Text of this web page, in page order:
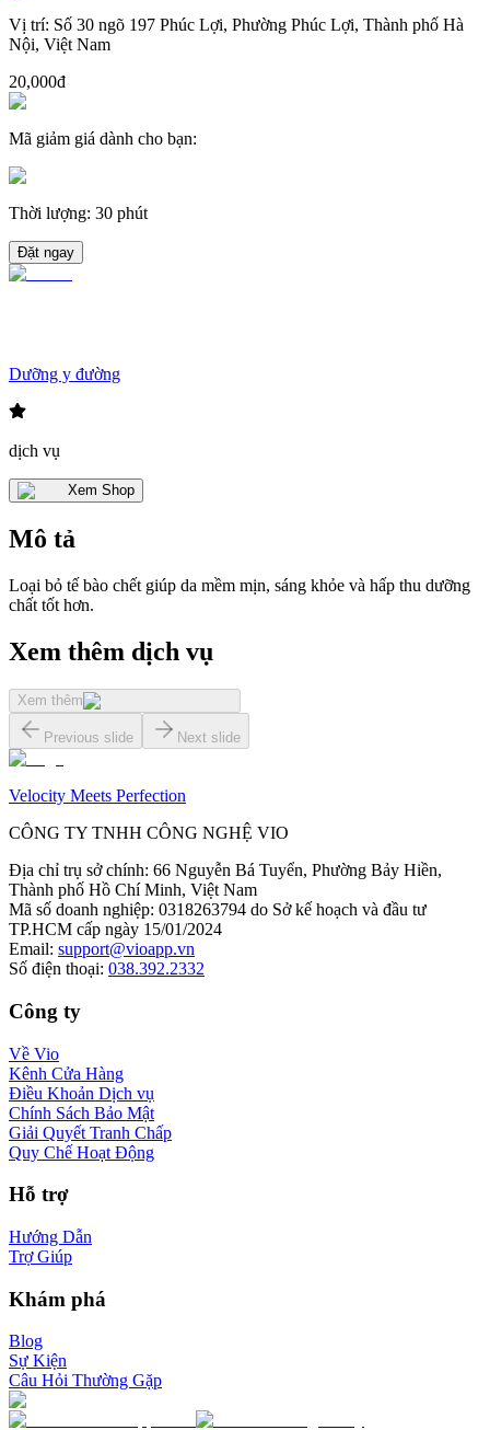
Vị trí: Số 30 ngõ 197 Phúc Lợi, Phường Phúc Lợi, Thành phố Hà
Nội, Việt Nam
20,000đ
Mã giảm giá dành cho bạn:
Thời lượng: 30 phút
Đặt ngay
Dưỡng y đường
dịch vụ
Xem Shop
Mô tả
Loại bỏ tế bào chết giúp da mềm mịn, sáng khỏe và hấp thu dưỡng
chất tốt hơn.
Xem thêm dịch vụ
Xem thêm
Previous slide Next slide
Velocity Meets Perfection
CÔNG TY TNHH CÔNG NGHỆ VIO
Địa chỉ trụ sở chính: 66 Nguyễn Bá Tuyển, Phường Bảy Hiền,
Thành phố Hồ Chí Minh, Việt Nam
Mã số doanh nghiệp: 0318263794 do Sở kế hoạch và đầu tư
TP.HCM cấp ngày 15/01/2024
Email: support@vioapp.vn
Số điện thoại: 038.392.2332
Công ty
Về Vio
Kênh Cửa Hàng
Điều Khoản Dịch vụ
Chính Sách Bảo Mật
Giải Quyết Tranh Chấp
Quy Chế Hoạt Động
Hỗ trợ
Hướng Dẫn
Trợ Giúp
Khám phá
Blog
Sự Kiện
Câu Hỏi Thường Gặp